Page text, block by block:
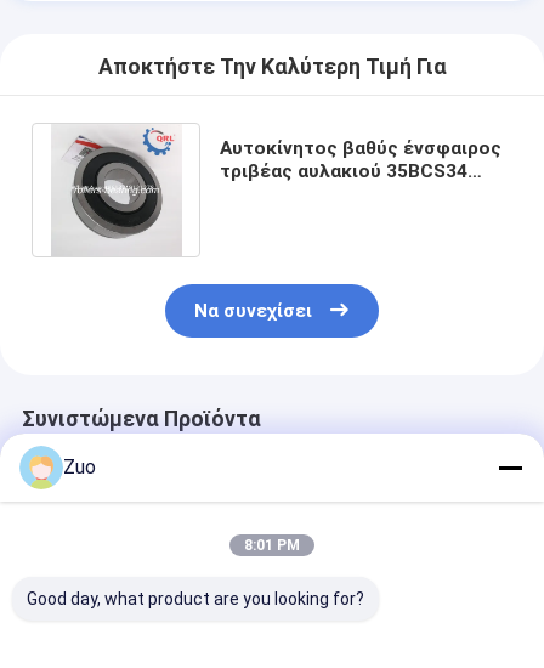
Αποκτήστε Την Καλύτερη Τιμή Για
Αυτοκίνητος βαθύς ένσφαιρος
τριβέας αυλακιού 35BCS34
Να συνεχίσει
Συνιστώμενα Προϊόντα
Zuo
8:01 PM
Good day, what product are you looking for?